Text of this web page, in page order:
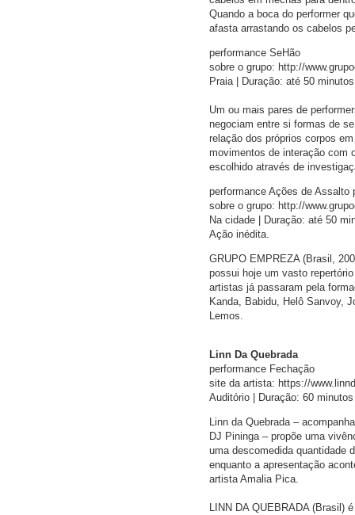
Quando a boca do performer
afasta arrastando os cabelos
performance SeHão
sobre o grupo: http://
Praia | Duração: até 50 minutos
Um ou mais pares de
negociam entre si formas de
relação dos próprios corpos
movimentos de interação com
escolhido através de
performance Ações de Assalto
sobre o grupo: http://
Na cidade | Duração: até 50
Ação inédita.
GRUPO EMPREZA (Brasil,
possui hoje um vasto
artistas já passaram pela
Kanda, Babidu, Helô Sanvoy,
Lemos.
Linn Da Quebrada
performance Fechação
site da artista: https://
Auditório | Duração: 60 minutos
Linn da Quebrada –
DJ Pininga – propõe uma
uma descomedida quantidade
enquanto a apresentação
artista Amalia Pica.
LINN DA QUEBRADA (Brasil)